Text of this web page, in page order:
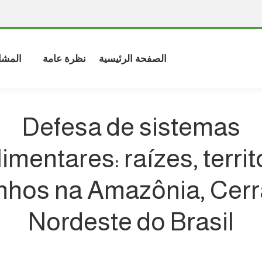
الصفحة الرئيسية نظرة عامة
Defesa de sistemas
raízes,
na Amazônia,
Nordeste do Brasil